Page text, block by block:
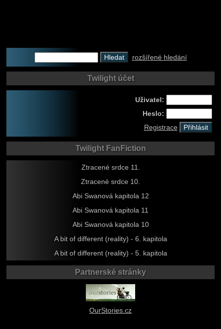
rozšířené hledání
Twilight účet
Uživatel:
Heslo:
Registrace
Twilight FanFiction
Ztracené srdce 11.
Ztracené srdce 10.
Abi Swanová kapitola 12
Abi Swanová kapitola 11
Abi Swanová kapitola 10
A bit of different (reality) - 6. kapitola
A bit of different (reality) - 5. kapitola
Partnerské stránky
OurStories.cz